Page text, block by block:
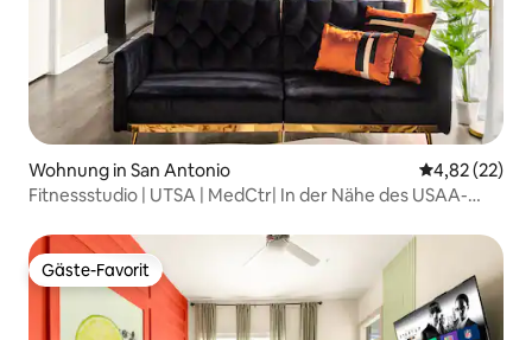
Wohnung in San Antonio
4,82 (22)
Fitnessstudio | UTSA | MedCtr| In der Nähe des USAA-
Gäste-Favorit
Gäste-Favorit